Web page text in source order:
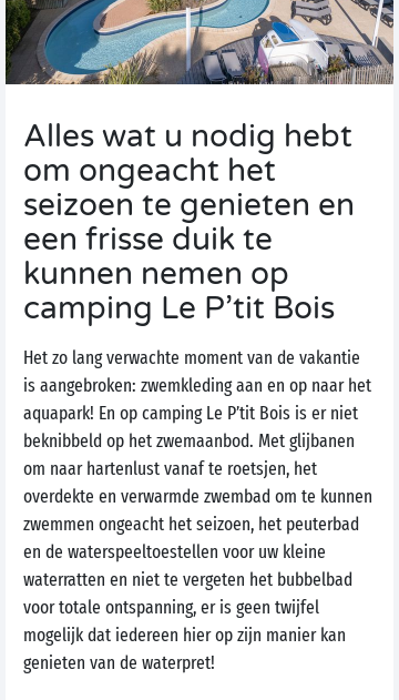
Alles wat u nodig hebt
om ongeacht het
seizoen te genieten en
een frisse duik te
kunnen nemen op
camping Le P’tit Bois
Het zo lang verwachte moment van de vakantie
is aangebroken: zwemkleding aan en op naar het
aquapark! En op camping Le P’tit Bois is er niet
beknibbeld op het zwemaanbod. Met glijbanen
om naar hartenlust vanaf te roetsjen, het
overdekte en verwarmde zwembad om te kunnen
zwemmen ongeacht het seizoen, het peuterbad
en de waterspeeltoestellen voor uw kleine
waterratten en niet te vergeten het bubbelbad
voor totale ontspanning, er is geen twijfel
mogelijk dat iedereen hier op zijn manier kan
genieten van de waterpret!